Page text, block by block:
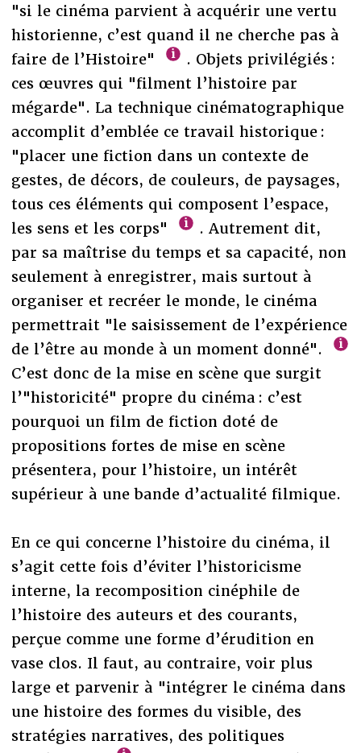
"si le cinéma parvient à acquérir une vertu
historienne, c’est quand il ne cherche pas à
faire de l’Histoire"
. Objets privilégiés :
ces œuvres qui "filment l’histoire par
mégarde". La technique cinématographique
accomplit d’emblée ce travail historique :
"placer une fiction dans un contexte de
gestes, de décors, de couleurs, de paysages,
tous ces éléments qui composent l’espace,
les sens et les corps"
. Autrement dit,
par sa maîtrise du temps et sa capacité, non
seulement à enregistrer, mais surtout à
organiser et recréer le monde, le cinéma
permettrait "le saisissement de l’expérience
de l’être au monde à un moment donné".
C’est donc de la mise en scène que surgit
l’"historicité" propre du cinéma : c’est
pourquoi un film de fiction doté de
propositions fortes de mise en scène
présentera, pour l’histoire, un intérêt
supérieur à une bande d’actualité filmique.
En ce qui concerne l’histoire du cinéma, il
s’agit cette fois d’éviter l’historicisme
interne, la recomposition cinéphile de
l’histoire des auteurs et des courants,
perçue comme une forme d’érudition en
vase clos. Il faut, au contraire, voir plus
large et parvenir à "intégrer le cinéma dans
une histoire des formes du visible, des
stratégies narratives, des politiques